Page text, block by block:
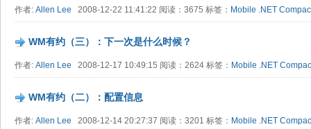
作者: Allen Lee 2008-12-22 11:41:22 阅读：3675 标签： Mobile .NET
WM有约（三）：下一次是什么时候？
作者: Allen Lee 2008-12-17 10:49:15 阅读：2624 标签： Mobile .NET
WM有约（二）：配置信息
作者: Allen Lee 2008-12-14 20:27:37 阅读：3201 标签： Mobile .NET